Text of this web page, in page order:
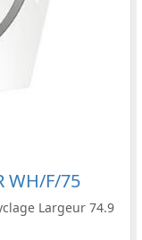
WH/F/75
Largeur 74.9